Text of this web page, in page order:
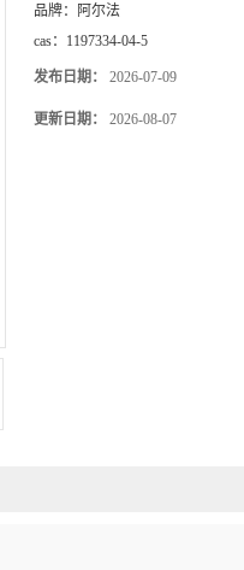
品牌： 阿尔法
cas： 1197334-04-5
发布日期： 2026-07-09
更新日期： 2026-08-07